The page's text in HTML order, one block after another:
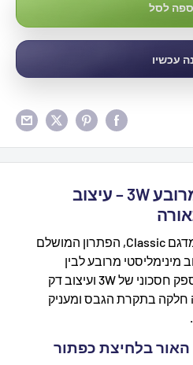
לסל
עכשיו
פנל לד שקוע CCT מרובע 3W – עיצוב
הכירו את פנל הלד השקוע מדגם Classic, הפתרון המושלם
מינימליסטי מרובע לבין
טכנולוגיה מתקדמת. עם הספק חסכוני של 3W ועיצוב דק
חלקה בתקרת הגבס ומעניק
האור בלחיצת כפתור